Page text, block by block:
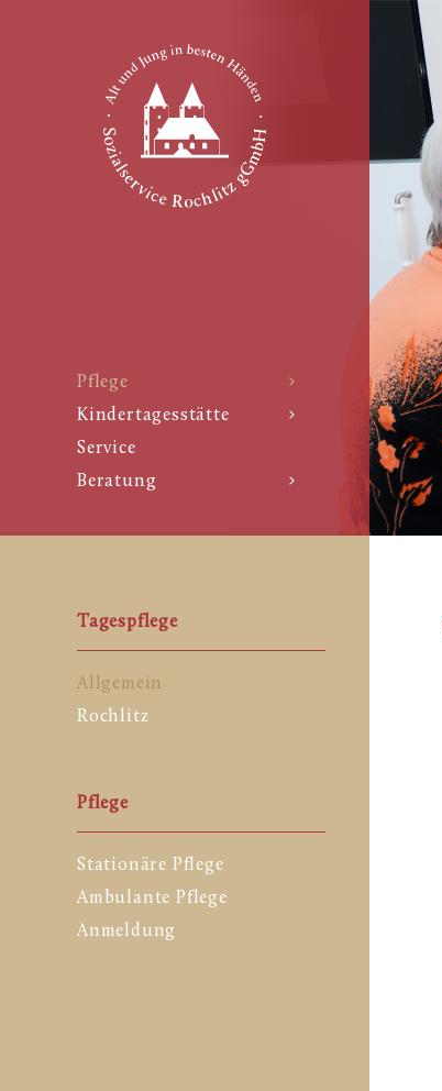
Pflege
Kindertagesstätte
Service
Beratung
Tagespflege
Allgemein
Rochlitz
Pflege
Stationäre Pflege
Ambulante Pflege
Anmeldung